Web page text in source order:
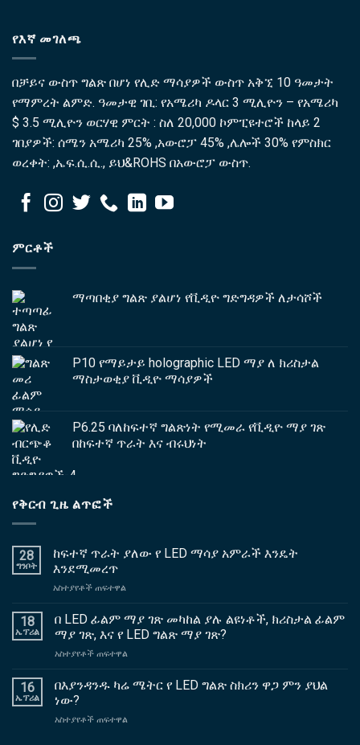
የእኛ መገለጫ
በቻይና ውስጥ ግልጽ በሆነ የሊድ ማሳያዎች ውስጥ አቅኚ 10 ዓመታት
የማምረት ልምድ. ዓመታዊ ገቢ: የአሜሪካ ዶላር 3 ሚሊዮን – የአሜሪካ
$ 3.5 ሚሊዮን ወርሃዊ ምርት : ስለ 20,000 ኮምፒዩተሮች ከላይ 2
ገበያዎች: ሰሜን አሜሪካ 25% ,አውሮፓ 45% ,ሌሎች 30% የምስክር
ወረቀት: ,ኤፍ.ሲ.ሲ., ይህ&ROHS በአውሮፓ ውስጥ.
ምርቶች
ማጣበቂያ ግልጽ ያልሆነ የቪዲዮ ግድግዳዎች ለታሳሾች
P10 የማይታይ holographic LED ማያ ለ ክሪስታል
ማስታወቂያ ቪዲዮ ማሳያዎች
P6.25 ባለከፍተኛ ግልጽነት የሚመራ የቪዲዮ ማያ ገጽ
በከፍተኛ ጥራት እና ብሩህነት
የቅርብ ጊዜ ልጥፎች
28
ግንቦት
ከፍተኛ ጥራት ያለው የ LED ማሳያ አምራች እንዴት
እንደሚመረጥ
አስተያየቶች ጠፍተዋል
ጥራት
ያለው
የ
LED
አምራች
18
ኤፕሪል
በ LED ፊልም ማያ ገጽ መካከል ያሉ ልዩነቶች, ክሪስታል ፊልም
ማያ ገጽ, እና የ LED ግልጽ ማያ ገጽ?
አስተያየቶች ጠፍተዋል
LED
ገጽ
16
ኤፕሪል
በእያንዳንዱ ካሬ ሜትር የ LED ግልጽ ስክሪን ዋጋ ምን ያህል
ነው?
አስተያየቶች ጠፍተዋል